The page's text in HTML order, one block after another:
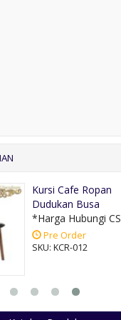
Kursi Cafe Ropan
Dudukan Busa
*Harga Hubungi CS
Pre Order
SKU: KCR-012